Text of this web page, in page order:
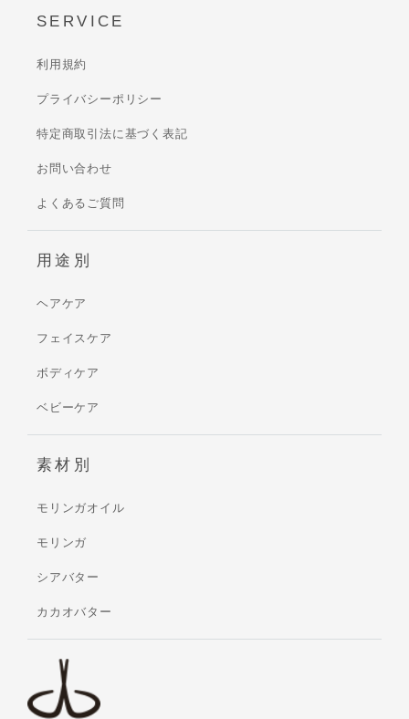
SERVICE
利用規約
プライバシーポリシー
特定商取引法に基づく表記
お問い合わせ
よくあるご質問
用途別
ヘアケア
フェイスケア
ボディケア
ベビーケア
素材別
モリンガオイル
モリンガ
シアバター
カカオバター